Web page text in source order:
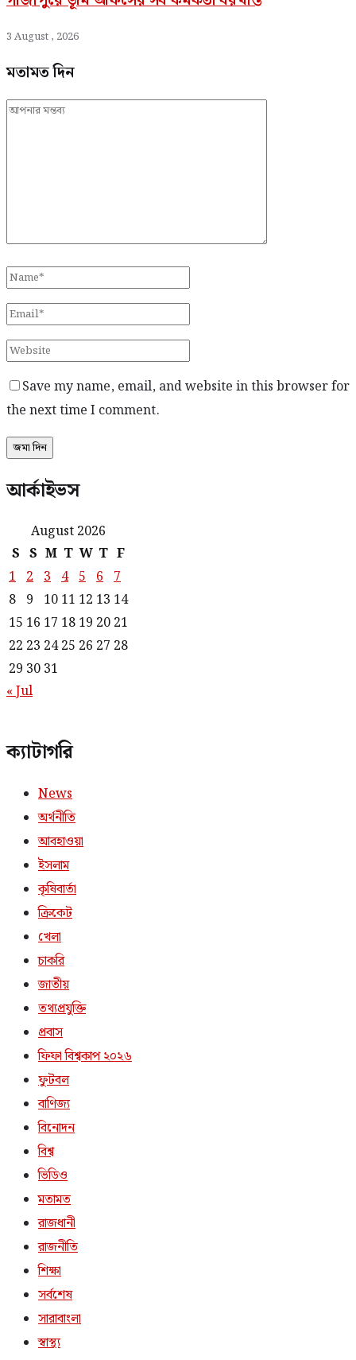
3 August , 2026
মতামত দিন
Save my name, email, and website in this browser for
the next time I comment.
আর্কাইভস
August 2026
S S M T W T F
1 2 3 4 5 6 7
8 9 10 11 12 13 14
15 16 17 18 19 20 21
22 23 24 25 26 27 28
29 30 31
« Jul
ক্যাটাগরি
News
অর্থনীতি
আবহাওয়া
ইসলাম
কৃষিবার্তা
ক্রিকেট
খেলা
চাকরি
জাতীয়
তথ্যপ্রযুক্তি
প্রবাস
ফিফা বিশ্বকাপ ২০২৬
ফুটবল
বাণিজ্য
বিনোদন
বিশ্ব
ভিডিও
মতামত
রাজধানী
রাজনীতি
শিক্ষা
সর্বশেষ
সারাবাংলা
স্বাস্থ্য